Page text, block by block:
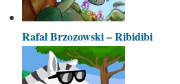
Rafał Brzozowski – Ribidibi